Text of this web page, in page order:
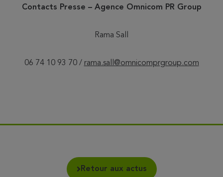
Contacts Presse – Agence Omnicom PR Group
Rama Sall
06 74 10 93 70 / rama.sall@omnicomprgroup.com
Retour aux actus